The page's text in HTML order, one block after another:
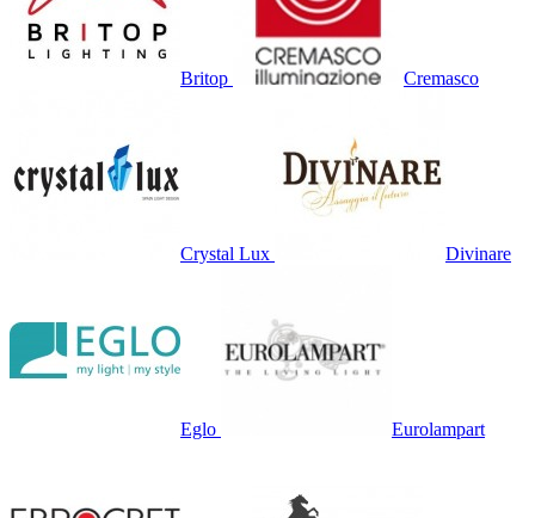
Britop Cremasco
Crystal Lux Divinare
Eglo Eurolampart